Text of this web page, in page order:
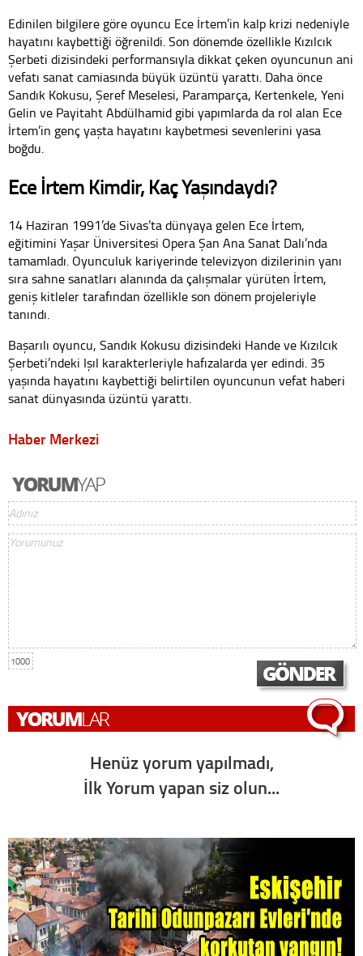
Edinilen bilgilere göre oyuncu Ece İrtem’in kalp krizi nedeniyle
hayatını kaybettiği öğrenildi. Son dönemde özellikle Kızılcık
Şerbeti dizisindeki performansıyla dikkat çeken oyuncunun ani
vefatı sanat camiasında büyük üzüntü yarattı. Daha önce
Sandık Kokusu, Şeref Meselesi, Paramparça, Kertenkele, Yeni
Gelin ve Payitaht Abdülhamid gibi yapımlarda da rol alan Ece
İrtem’in genç yaşta hayatını kaybetmesi sevenlerini yasa
boğdu.
Ece İrtem Kimdir, Kaç Yaşındaydı?
14 Haziran 1991’de Sivas’ta dünyaya gelen Ece İrtem,
eğitimini Yaşar Üniversitesi Opera Şan Ana Sanat Dalı’nda
tamamladı. Oyunculuk kariyerinde televizyon dizilerinin yanı
sıra sahne sanatları alanında da çalışmalar yürüten İrtem,
geniş kitleler tarafından özellikle son dönem projeleriyle
tanındı.
Başarılı oyuncu, Sandık Kokusu dizisindeki Hande ve Kızılcık
Şerbeti’ndeki Işıl karakterleriyle hafızalarda yer edindi. 35
yaşında hayatını kaybettiği belirtilen oyuncunun vefat haberi
sanat dünyasında üzüntü yarattı.
Haber Merkezi
1000
Henüz yorum yapılmadı,
İlk Yorum yapan siz olun...